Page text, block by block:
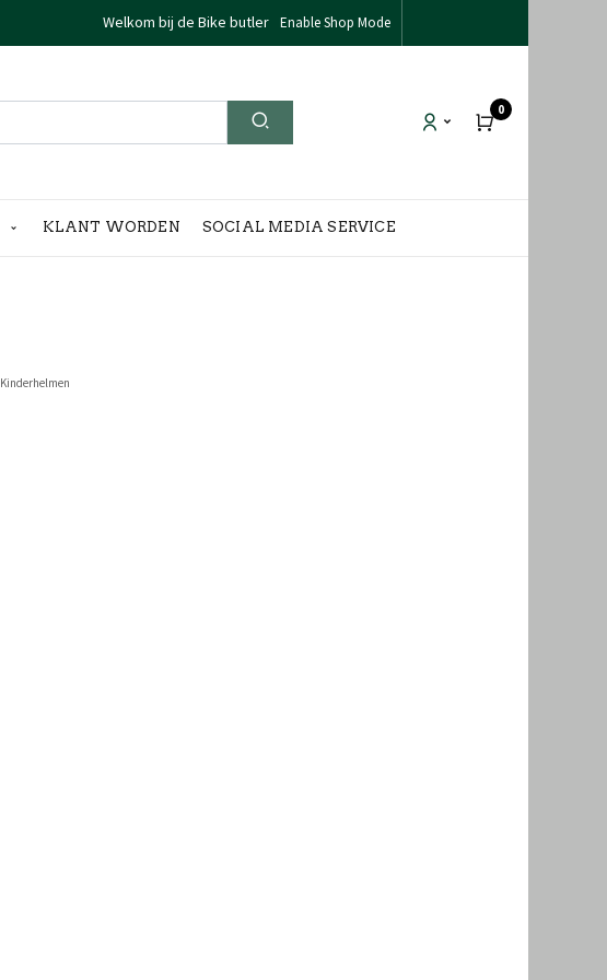
Welkom bij de Bike butler Enable Shop Mode
0
KLANT WORDEN SOCIAL MEDIA SERVICE
Kinderhelmen